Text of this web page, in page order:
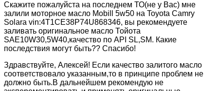
Скажите пожалуйста на последнем ТО(не у Вас) мне
залили моторное масло Mobill 5w50 на Toyota Camry
Solara vin:4T1CE38P74U868346, вы рекомендуете
заливать оригинальное масло Тойота
SAE10W30,5W40,качество по API SL,SM. Какие
последствия могут быть?? Спасибо!
Здравствуйте, Алексей! Если качество залитого масло
соответствовало указанным,то в принципе проблем не
должно быть.В дальнейшем рекомендую не